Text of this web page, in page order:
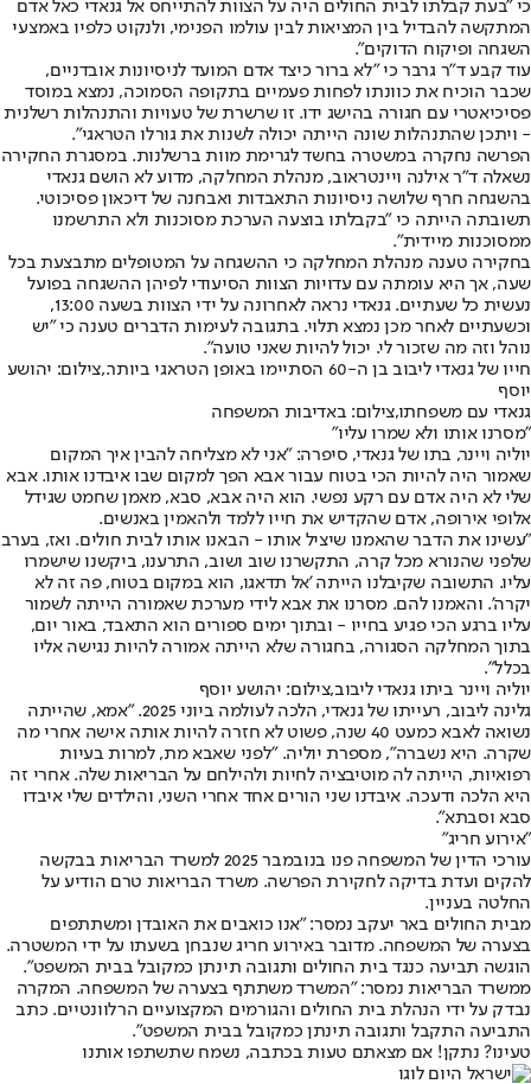
כי "בעת קבלתו לבית החולים היה על הצוות להתייחס אל גנאדי כאל אדם
המתקשה להבדיל בין המציאות לבין עולמו הפנימי, ולנקוט כלפיו באמצעי
השגחה ופיקוח הדוקים".
עוד קבע ד"ר גרבר כי "לא ברור כיצד אדם המועד לניסיונות אובדניים,
שכבר הוכיח את כוונתו לפחות פעמיים בתקופה הסמוכה, נמצא במוסד
פסיכיאטרי עם חגורה בהישג ידו. זו שרשרת של טעויות והתנהלות רשלנית
- ויתכן שהתנהלות שונה הייתה יכולה לשנות את גורלו הטראגי".
הפרשה נחקרה במשטרה בחשד לגרימת מוות ברשלנות. במסגרת החקירה
נשאלה ד"ר אילנה ויינטראוב, מנהלת המחלקה, מדוע לא הושם גנאדי
בהשגחה חרף שלושה ניסיונות התאבדות ואבחנה של דיכאון פסיכוטי.
תשובתה הייתה כי "בקבלתו בוצעה הערכת מסוכנות ולא התרשמנו
ממסוכנות מיידית".
בחקירה טענה מנהלת המחלקה כי ההשגחה על המטופלים מתבצעת בכל
שעה, אך היא עומתה עם עדויות הצוות הסיעודי לפיהן ההשגחה בפועל
נעשית כל שעתיים. גנאדי נראה לאחרונה על ידי הצוות בשעה 13:00,
וכשעתיים לאחר מכן נמצא תלוי. בתגובה לעימות הדברים טענה כי "יש
נוהל וזה מה שזכור לי. יכול להיות שאני טועה".
חייו של גנאדי ליבוב בן ה-60 הסתיימו באופן הטראגי ביותר.,צילום: יהושע
יוסף
גנאדי עם משפחתו,צילום: באדיבות המשפחה
"מסרנו אותו ולא שמרו עליו"
יוליה ויינר, בתו של גנאדי, סיפרה: "אני לא מצליחה להבין איך המקום
שאמור היה להיות הכי בטוח עבור אבא הפך למקום שבו איבדנו אותו. אבא
שלי לא היה אדם עם רקע נפשי. הוא היה אבא, סבא, מאמן שחמט שגידל
אלופי אירופה, אדם שהקדיש את חייו ללמד ולהאמין באנשים.
"עשינו את הדבר שהאמנו שיציל אותו - הבאנו אותו לבית חולים. ואז, בערב
שלפני שהנורא מכל קרה, התקשרנו שוב ושוב, התרענו, ביקשנו שישמרו
עליו. התשובה שקיבלנו הייתה 'אל תדאגו, הוא במקום בטוח, פה זה לא
יקרה'. והאמנו להם. מסרנו את אבא לידי מערכת שאמורה הייתה לשמור
עליו ברגע הכי פגיע בחייו - ובתוך ימים ספורים הוא התאבד, באור יום,
בתוך המחלקה הסגורה, בחגורה שלא הייתה אמורה להיות נגישה אליו
בכלל".
יוליה ויינר ביתו גנאדי ליבוב,צילום: יהושע יוסף
גלינה ליבוב, רעייתו של גנאדי, הלכה לעולמה ביוני 2025. "אמא, שהייתה
נשואה לאבא כמעט 40 שנה, פשוט לא חזרה להיות אותה אישה אחרי מה
שקרה. היא נשברה", מספרת יוליה. "לפני שאבא מת, למרות בעיות
רפואיות, הייתה לה מוטיבציה לחיות ולהילחם על הבריאות שלה. אחרי זה
היא הלכה ודעכה. איבדנו שני הורים אחד אחרי השני, והילדים שלי איבדו
סבא וסבתא".
"אירוע חריג"
עורכי הדין של המשפחה פנו בנובמבר 2025 למשרד הבריאות בבקשה
להקים ועדת בדיקה לחקירת הפרשה. משרד הבריאות טרם הודיע על
החלטה בעניין.
מבית החולים באר יעקב נמסר: "אנו כואבים את האובדן ומשתתפים
בצערה של המשפחה. מדובר באירוע חריג שנבחן בשעתו על ידי המשטרה.
הוגשה תביעה כנגד בית החולים ותגובה תינתן כמקובל בבית המשפט".
ממשרד הבריאות נמסר: "המשרד משתתף בצערה של המשפחה. המקרה
נבדק על ידי הנהלת בית החולים והגורמים המקצועיים הרלוונטיים. כתב
התביעה התקבל ותגובה תינתן כמקובל בבית המשפט".
טעינו? נתקן! אם מצאתם טעות בכתבה, נשמח שתשתפו אותנו